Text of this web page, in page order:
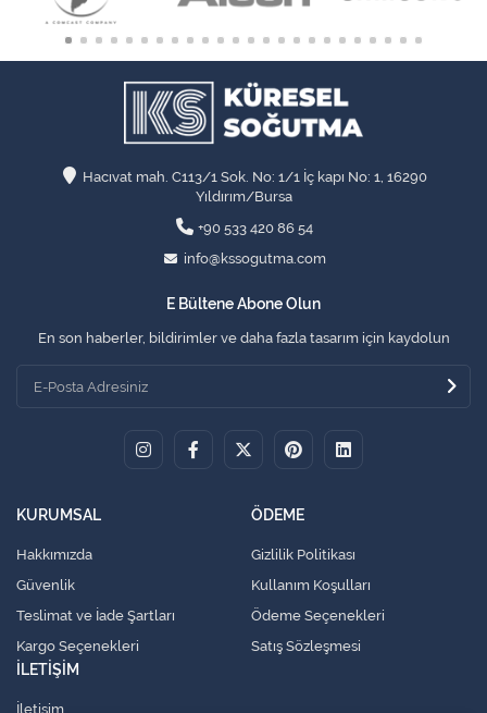
Hacıvat mah. C113/1 Sok. No: 1/1 İç kapı No: 1, 16290
Yıldırım/Bursa
+90 533 420 86 54
info@kssogutma.com
E Bültene Abone Olun
En son haberler, bildirimler ve daha fazla tasarım için kaydolun
KURUMSAL
Hakkımızda
Güvenlik
Teslimat ve İade Şartları
Kargo Seçenekleri
ÖDEME
Gizlilik Politikası
Kullanım Koşulları
Ödeme Seçenekleri
Satış Sözleşmesi
İLETİŞİM
İletişim